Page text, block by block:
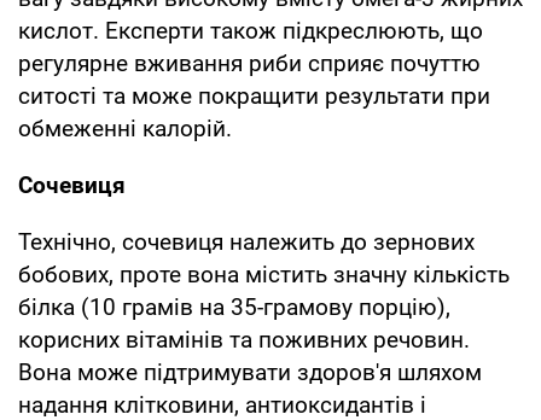
кислот. Експерти також підкреслюють, що
регулярне вживання риби сприяє почуттю
ситості та може покращити результати при
обмеженні калорій.
Сочевиця
Технічно, сочевиця належить до зернових
бобових, проте вона містить значну кількість
білка (10 грамів на 35-грамову порцію),
корисних вітамінів та поживних речовин.
Вона може підтримувати здоров'я шляхом
надання клітковини, антиоксидантів і